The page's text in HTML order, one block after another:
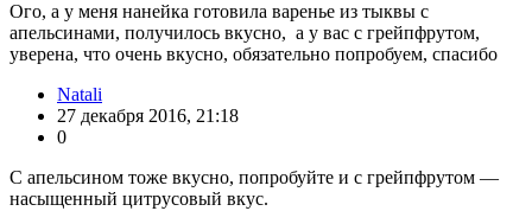
Ого, а у меня нанейка готовила варенье из тыквы с
апельсинами, получилось вкусно, а у вас с грейпфрутом,
уверена, что очень вкусно, обязательно попробуем, спасибо
Natali
27 декабря 2016, 21:18
0
С апельсином тоже вкусно, попробуйте и с грейпфрутом —
насыщенный цитрусовый вкус.